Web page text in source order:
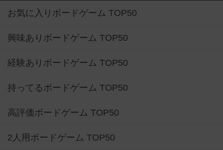
お気に入りボードゲーム TOP50
興味ありボードゲーム TOP50
経験ありボードゲーム TOP50
持ってるボードゲーム TOP50
高評価ボードゲーム TOP50
2人用ボードゲーム TOP50